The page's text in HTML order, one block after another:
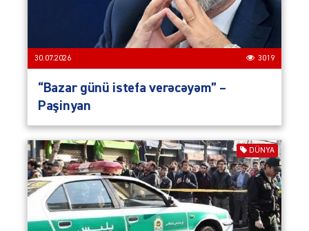
30.07.2026 3019
“Bazar günü istefa verəcəyəm” –
Paşinyan
DÜNYA